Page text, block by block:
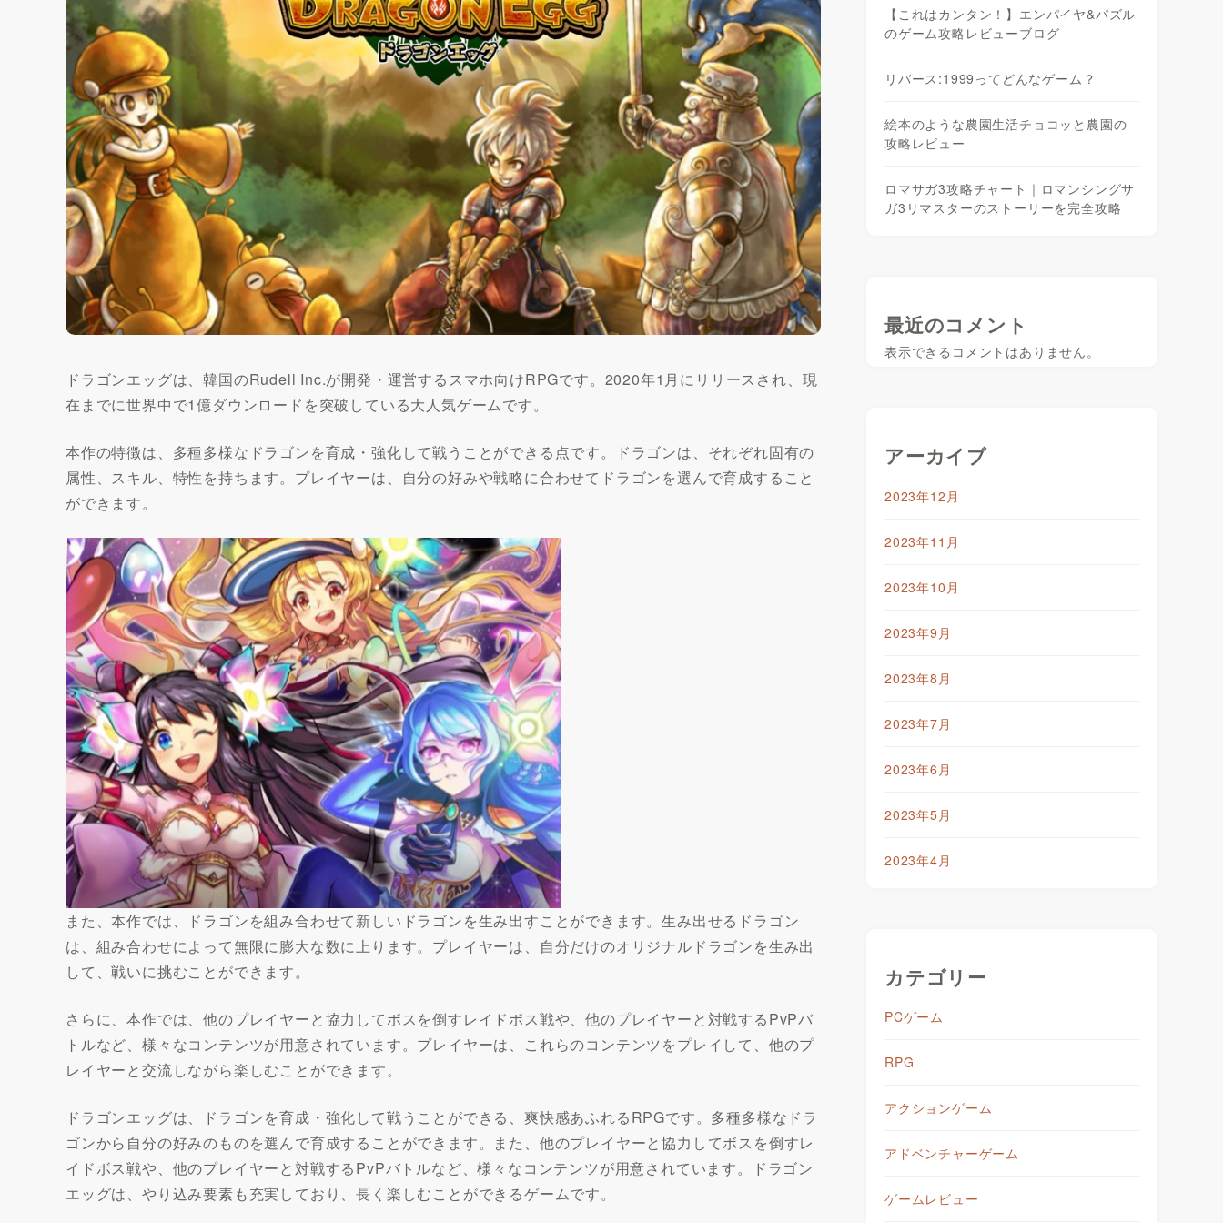
ドラゴンエッグは、韓国のRudell Inc.が開発・運営するスマホ向けRPGです。2020年1月にリリースされ、現
在までに世界中で1億ダウンロードを突破している大人気ゲームです。
本作の特徴は、多種多様なドラゴンを育成・強化して戦うことができる点です。ドラゴンは、それぞれ固有の
属性、スキル、特性を持ちます。プレイヤーは、自分の好みや戦略に合わせてドラゴンを選んで育成すること
ができます。
また、本作では、ドラゴンを組み合わせて新しいドラゴンを生み出すことができます。生み出せるドラゴン
は、組み合わせによって無限に膨大な数に上ります。プレイヤーは、自分だけのオリジナルドラゴンを生み出
して、戦いに挑むことができます。
さらに、本作では、他のプレイヤーと協力してボスを倒すレイドボス戦や、他のプレイヤーと対戦するPvPバ
トルなど、様々なコンテンツが用意されています。プレイヤーは、これらのコンテンツをプレイして、他のプ
レイヤーと交流しながら楽しむことができます。
ドラゴンエッグは、ドラゴンを育成・強化して戦うことができる、爽快感あふれるRPGです。多種多様なドラ
ゴンから自分の好みのものを選んで育成することができます。また、他のプレイヤーと協力してボスを倒すレ
イドボス戦や、他のプレイヤーと対戦するPvPバトルなど、様々なコンテンツが用意されています。ドラゴン
エッグは、やり込み要素も充実しており、長く楽しむことができるゲームです。
【これはカンタン！】エンパイヤ&パズル
のゲーム攻略レビューブログ
リバース:1999ってどんなゲーム？
絵本のような農園生活チョコッと農園の
攻略レビュー
ロマサガ3攻略チャート｜ロマンシングサ
ガ3リマスターのストーリーを完全攻略
最近のコメント
表示できるコメントはありません。
アーカイブ
2023年12月
2023年11月
2023年10月
2023年9月
2023年8月
2023年7月
2023年6月
2023年5月
2023年4月
カテゴリー
PCゲーム
RPG
アクションゲーム
アドベンチャーゲーム
ゲームレビュー